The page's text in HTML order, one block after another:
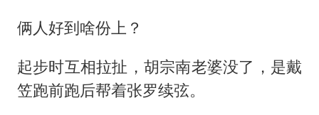
俩人好到啥份上？
起步时互相拉扯，胡宗南老婆没了，是戴
笠跑前跑后帮着张罗续弦。